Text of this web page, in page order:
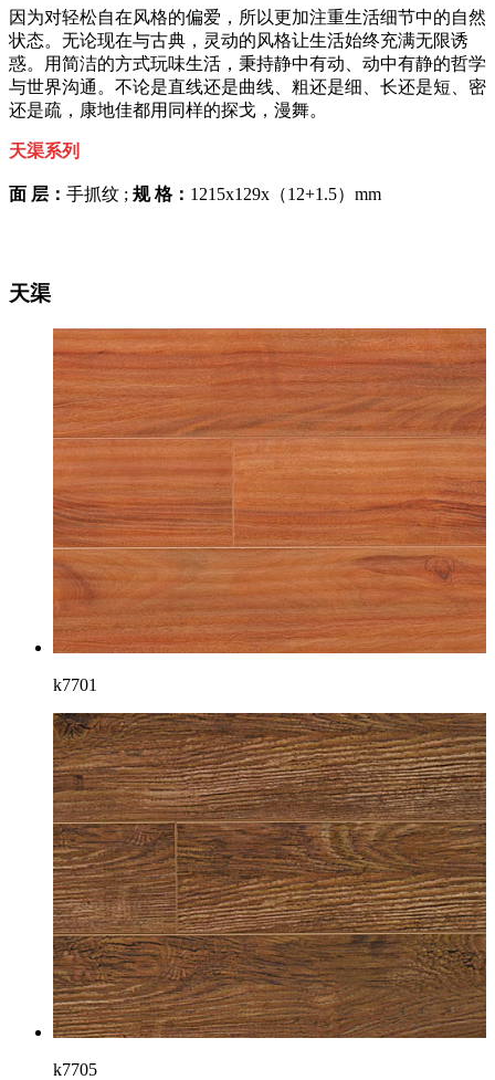
因为对轻松自在风格的偏爱，所以更加注重生活细节中的自然
状态。无论现在与古典，灵动的风格让生活始终充满无限诱
惑。用简洁的方式玩味生活，秉持静中有动、动中有静的哲学
与世界沟通。不论是直线还是曲线、粗还是细、长还是短、密
还是疏，康地佳都用同样的探戈，漫舞。
天渠系列
面 层： 手抓纹 ; 规 格： 1215x129x（12+1.5）mm
天渠
k7701
k7705